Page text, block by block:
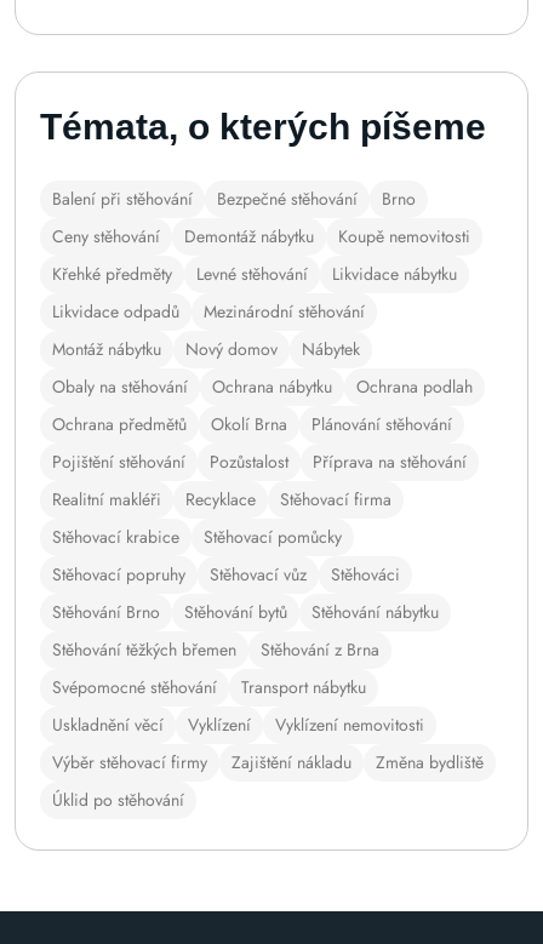
Témata, o kterých píšeme
Balení při stěhování Bezpečné stěhování
Brno
Ceny stěhování
Demontáž nábytku
Koupě nemovitosti
Křehké předměty
Levné stěhování
Likvidace nábytku
Likvidace odpadů
Mezinárodní stěhování
Montáž nábytku
Nový domov
Nábytek
Obaly na stěhování
Ochrana nábytku
Ochrana podlah
Ochrana předmětů
Okolí Brna
Plánování stěhování
Pojištění stěhování
Pozůstalost
Příprava na stěhování
Realitní makléři
Recyklace
Stěhovací firma
Stěhovací krabice
Stěhovací pomůcky
Stěhovací popruhy
Stěhovací vůz
Stěhováci
Stěhování Brno
Stěhování bytů
Stěhování nábytku
Stěhování těžkých břemen
Stěhování z Brna
Svépomocné stěhování
Transport nábytku
Uskladnění věcí
Vyklízení
Vyklízení nemovitosti
Výběr stěhovací firmy
Zajištění nákladu
Změna bydliště
Úklid po stěhování